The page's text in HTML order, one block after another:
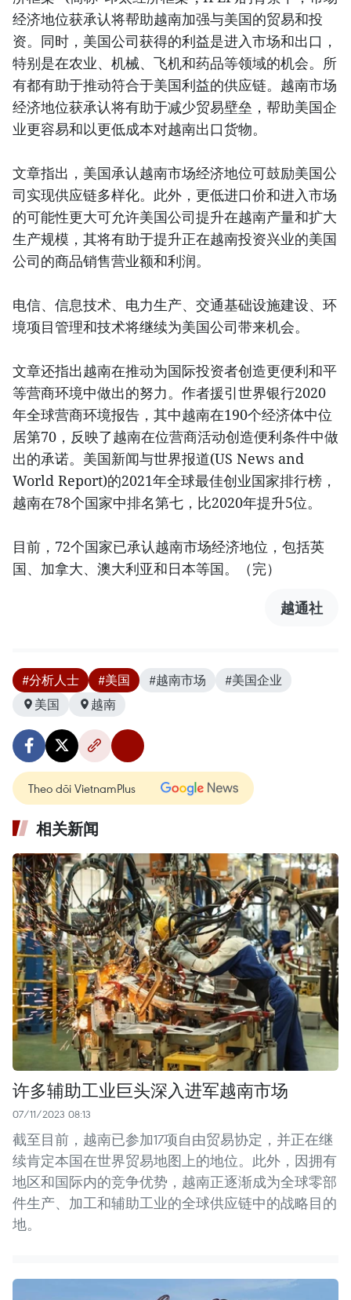
经济地位获承认将帮助越南加强与美国的贸易和投
资。同时，美国公司获得的利益是进入市场和出口，
特别是在农业、机械、飞机和药品等领域的机会。所
有都有助于推动符合于美国利益的供应链。越南市场
经济地位获承认将有助于减少贸易壁垒，帮助美国企
业更容易和以更低成本对越南出口货物。
文章指出，美国承认越南市场经济地位可鼓励美国公
司实现供应链多样化。此外，更低进口价和进入市场
的可能性更大可允许美国公司提升在越南产量和扩大
生产规模，其将有助于提升正在越南投资兴业的美国
公司的商品销售营业额和利润。
电信、信息技术、电力生产、交通基础设施建设、环
境项目管理和技术将继续为美国公司带来机会。
文章还指出越南在推动为国际投资者创造更便利和平
等营商环境中做出的努力。作者援引世界银行2020
年全球营商环境报告，其中越南在190个经济体中位
居第70，反映了越南在位营商活动创造便利条件中做
出的承诺。美国新闻与世界报道(US News and
World Report)的2021年全球最佳创业国家排行榜，
越南在78个国家中排名第七，比2020年提升5位。
目前，72个国家已承认越南市场经济地位，包括英
国、加拿大、澳大利亚和日本等国。（完）
越通社
#分析人士 #美国 #越南市场
#美国企业
美国
越南
Theo dõi VietnamPlus
相关新闻
许多辅助工业巨头深入进军越南市场
07/11/2023 08:13
截至目前，越南已参加17项自由贸易协定，并正在继
续肯定本国在世界贸易地图上的地位。此外，因拥有
地区和国际内的竞争优势，越南正逐渐成为全球零部
件生产、加工和辅助工业的全球供应链中的战略目的
地。